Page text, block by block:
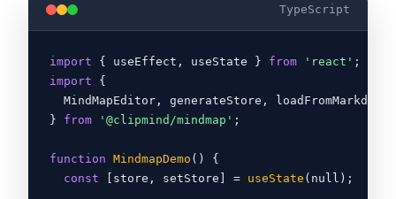
TypeScript
import { useEffect, useState } from 'react' ;
import
{
MindMapEditor, generateStore, loadFromMarkdown
}
from '@clipmind/mindmap' ;
function MindmapDemo () {
const [store, setStore] = useState (null);